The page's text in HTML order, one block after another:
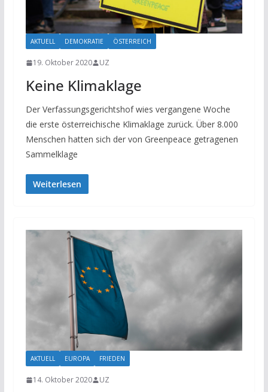
AKTUELL DEMOKRATIE ÖSTERREICH
19. Oktober 2020 UZ
Keine Klimaklage
Der Verfassungsgerichtshof wies vergangene Woche
die erste österreichische Klimaklage zurück. Über 8.000
Menschen hatten sich der von Greenpeace getragenen
Sammelklage
Weiterlesen
AKTUELL EUROPA FRIEDEN
14. Oktober 2020 UZ